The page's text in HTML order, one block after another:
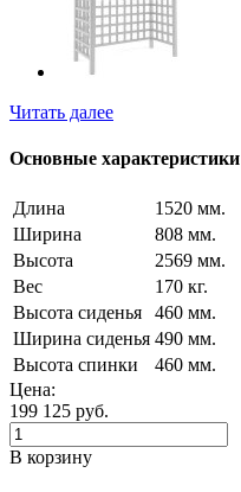
Читать далее
Основные характеристики
Длина
1520 мм.
Ширина
808 мм.
Высота
2569 мм.
Вес
170 кг.
Высота сиденья
460 мм.
Ширина сиденья 490 мм.
Высота спинки
460 мм.
Цена:
199 125 руб.
В корзину